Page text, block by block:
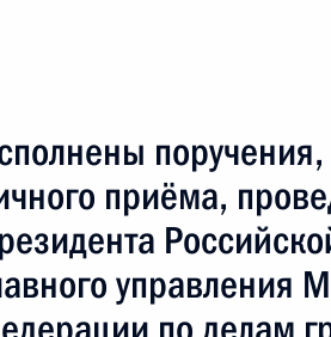
Новости личного приёма
данные по результатам
приёма
приёма,
управления